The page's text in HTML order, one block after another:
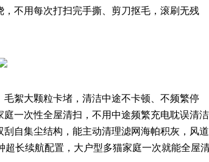
不用每次打扫完手撕、剪刀抠毛，滚刷无残
絮大颗粒卡堵，清洁中途不卡顿、不频繁停
一次性全屋清扫，不用中途频繁充电耽误清洁
自集尘结构，能主动清理滤网海帕积灰，风道
长续航配置，大户型多猫家庭一次就能全屋